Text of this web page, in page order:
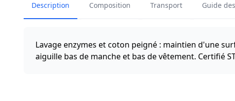
Description Composition Transport Guide
Lavage enzymes et coton peigné : maintien d'une
aiguille bas de manche et bas de vêtement. Certifié